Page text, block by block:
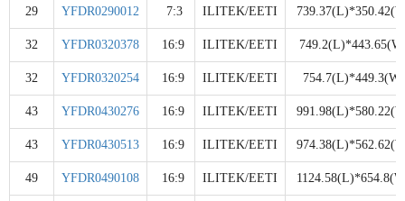
29 YFDR0290012 7:3 ILITEK/EETI
32 YFDR0320378 16:9 ILITEK/EETI
32 YFDR0320254 16:9 ILITEK/EETI 754.7(L)*449.3(W)
43 YFDR0430276 16:9 ILITEK/EETI
43 YFDR0430513 16:9 ILITEK/EETI
49 YFDR0490108 16:9 ILITEK/EETI